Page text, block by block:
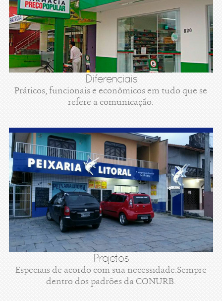
Diferenciais
Práticos, funcionais e econômicos em tudo que se
refere a comunicação.
Projetos
Especiais de acordo com sua necessidade.Sempre
dentro dos padrões da CONURB.